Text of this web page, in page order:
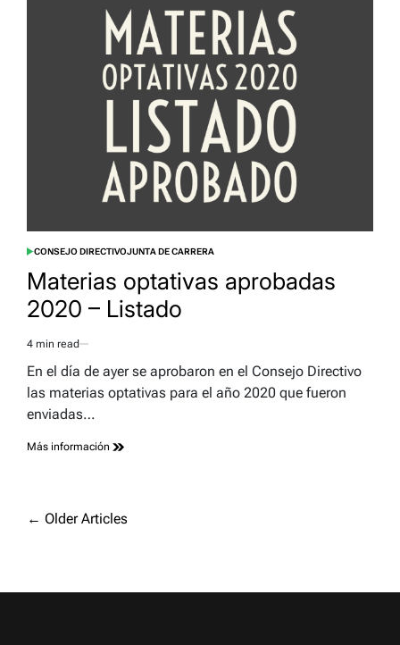
POSTED
CONSEJO DIRECTIVOJUNTA DE CARRERA
Materias optativas aprobadas
2020 – Listado
Estimated
read
4 min read
En el día de ayer se aprobaron en el Consejo Directivo
las materias optativas para el año 2020 que fueron
enviadas…
Más información
Navegación
← Older Articles